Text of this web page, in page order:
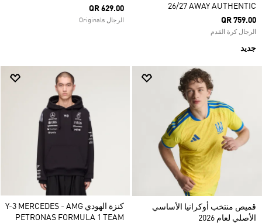
26/27 AWAY AUTHENTIC
QR 759.00
الرجال كرة القدم
جديد
QR 629.00
الرجال Originals
قميص منتخب أوكرانيا الأساسي
الأصلي لعام 2026
كنزة الهودي Y-3 MERCEDES - AMG
PETRONAS FORMULA 1 TEAM